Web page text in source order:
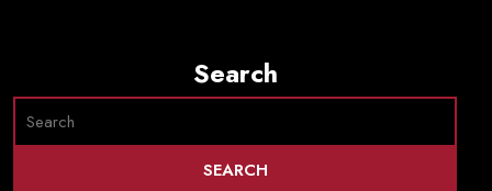
Search